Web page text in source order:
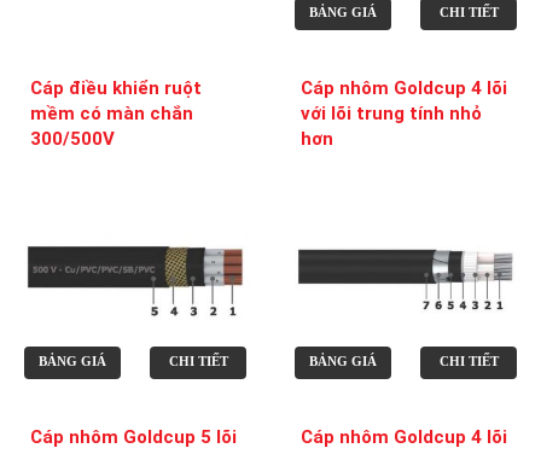
BẢNG GIÁ CHI TIẾT
Cáp điều khiển ruột
mềm có màn chắn
300/500V
BẢNG GIÁ CHI TIẾT
Cáp nhôm Goldcup 4 lõi
với lõi trung tính nhỏ
hơn
BẢNG GIÁ CHI TIẾT
Cáp nhôm Goldcup 5 lõi
Cáp nhôm Goldcup 4 lõi